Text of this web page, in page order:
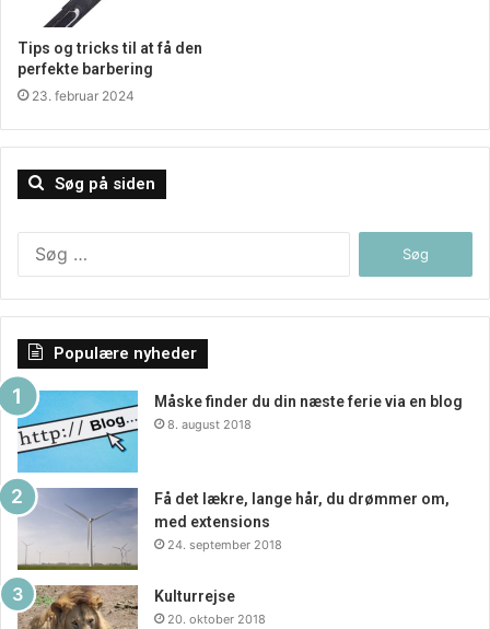
Tips og tricks til at få den
perfekte barbering
23. februar 2024
Søg på siden
Populære nyheder
Måske finder du din næste ferie via en blog
8. august 2018
Få det lækre, lange hår, du drømmer om,
med extensions
24. september 2018
Kulturrejse
20. oktober 2018